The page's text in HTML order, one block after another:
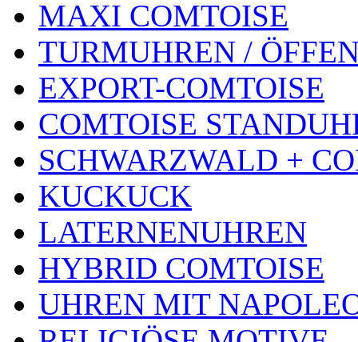
MAXI COMTOISE
TURMUHREN /
EXPORT-COMTOISE
COMTOISE
SCHWARZWALD +
KUCKUCK
LATERNENUHREN
HYBRID COMTOISE
UHREN MIT